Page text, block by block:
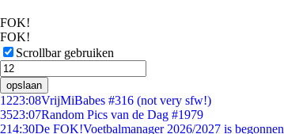
FOK!
FOK!
Scrollbar gebruiken
opslaan
1223:08VrijMiBabes #316 (not very sfw!)
3523:07Random Pics van de Dag #1979
214:30De FOK!Voetbalmanager 2026/2027 is begonnen